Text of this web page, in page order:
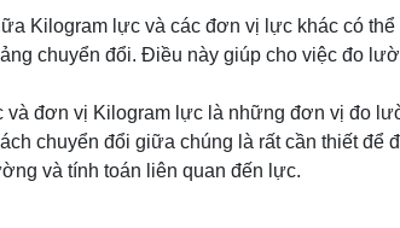
Kilogram lực và các đơn vị lực khác có
chuyển đổi. Điều này giúp cho việc đo
và đơn vị Kilogram lực là những đơn vị đo
chuyển đổi giữa chúng là rất cần thiết để
và tính toán liên quan đến lực.